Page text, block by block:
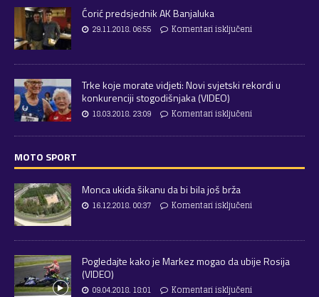
Ćorić predsjednik AK Banjaluka
29.11.2018. 06:55 Komentari isključeni
Trke koje morate vidjeti: Novi svjetski rekordi u
konkurenciji stogodišnjaka (VIDEO)
18.03.2018. 23:09 Komentari isključeni
MOTO SPORT
Monca ukida šikanu da bi bila još brža
16.12.2018. 00:37 Komentari isključeni
Pogledajte kako je Markez mogao da ubije Rosija
(VIDEO)
09.04.2018. 18:01 Komentari isključeni